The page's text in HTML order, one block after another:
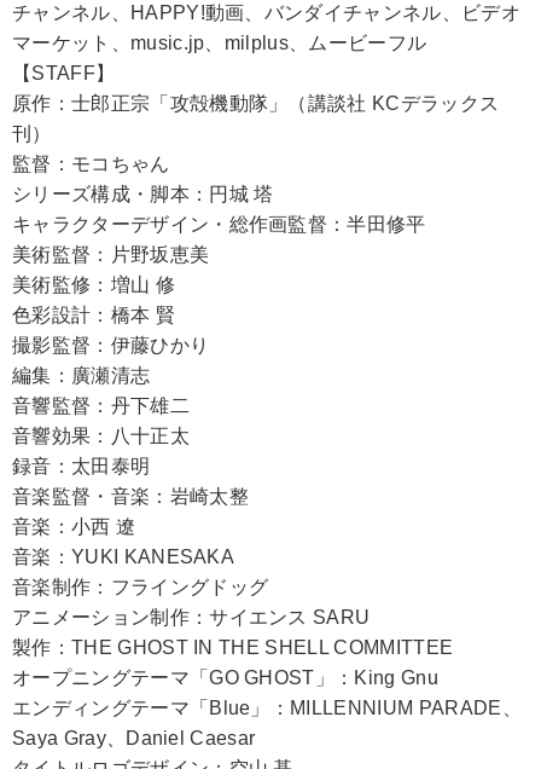
チャンネル、HAPPY!動画、バンダイチャンネル、ビデオ
マーケット、music.jp、milplus、ムービーフル
【STAFF】
原作：士郎正宗「攻殻機動隊」（講談社 KCデラックス
刊）
監督：モコちゃん
シリーズ構成・脚本：円城 塔
キャラクターデザイン・総作画監督：半田修平
美術監督：片野坂恵美
美術監修：増山 修
色彩設計：橋本 賢
撮影監督：伊藤ひかり
編集：廣瀬清志
音響監督：丹下雄二
音響効果：八十正太
録音：太田泰明
音楽監督・音楽：岩崎太整
音楽：小西 遼
音楽：YUKI KANESAKA
音楽制作：フライングドッグ
アニメーション制作：サイエンス SARU
製作：THE GHOST IN THE SHELL COMMITTEE
オープニングテーマ「GO GHOST」：King Gnu
エンディングテーマ「Blue」：MILLENNIUM PARADE、
Saya Gray、Daniel Caesar